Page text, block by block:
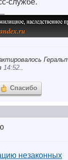
службе.
14:52..
Спасибо
незаконных